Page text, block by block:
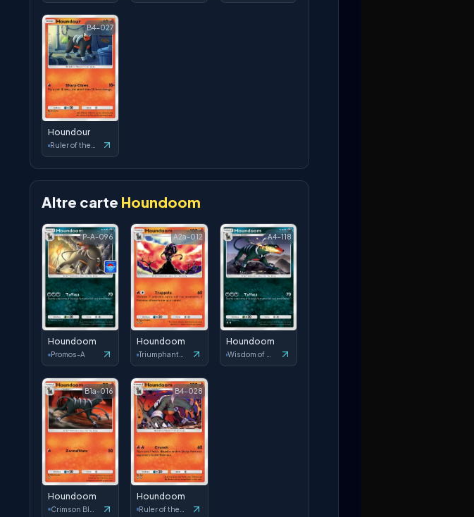
B4-027
Houndour
Altre carte Houndoom
P-A-096
Houndoom
Promos-A
A2a-012
Houndoom
A4-118
Houndoom
B1a-016
Houndoom
B4-028
Houndoom